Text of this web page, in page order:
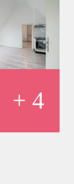
en
huur | Huisdieren
+ 4